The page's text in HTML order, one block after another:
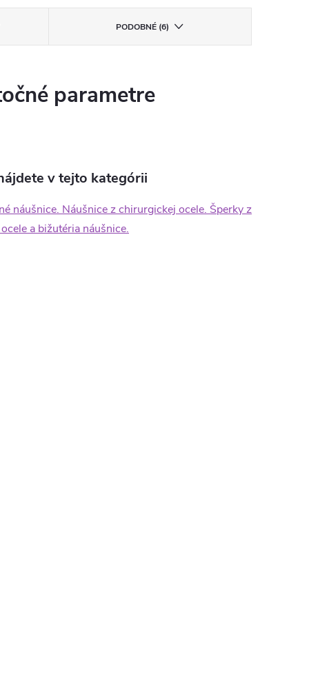
PODOBNÉ (6)
parametre
v tejto kategórii
náušnice. Náušnice z chirurgickej ocele. Šperky z
a bižutéria náušnice.